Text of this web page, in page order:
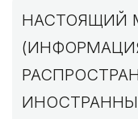
НАСТОЯЩИЙ